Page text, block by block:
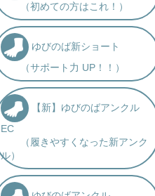
（初めての方はこれ！）
ゆびのば新ショート
（サポート力 UP！！）
【新】ゆびのばアンクル
EC
（履きやすくなった新アンク
ル）